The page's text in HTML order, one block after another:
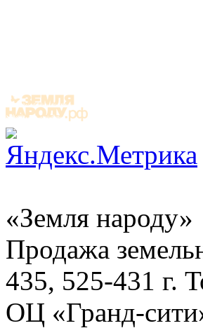
«Земля народу»
Продажа
435, 525-431 г.
ОЦ «Гранд-